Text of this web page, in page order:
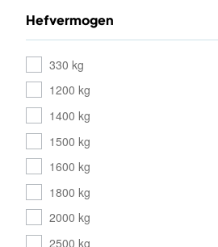
Hefvermogen
330 kg
1200 kg
1400 kg
1500 kg
1600 kg
1800 kg
2000 kg
2500 kg